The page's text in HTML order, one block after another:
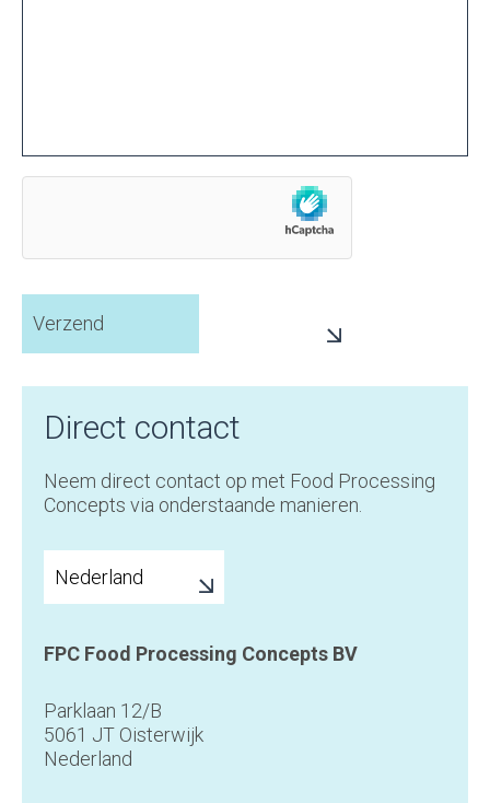
Direct contact
Neem direct contact op met Food Processing
Concepts via onderstaande manieren.
FPC Food Processing Concepts BV
Parklaan 12/B
5061 JT Oisterwijk
Nederland